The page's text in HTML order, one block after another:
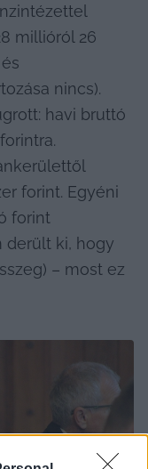
millióról 26
nincs).
havi bruttó
forint. Egyéni
forint
derült ki, hogy
– most ez